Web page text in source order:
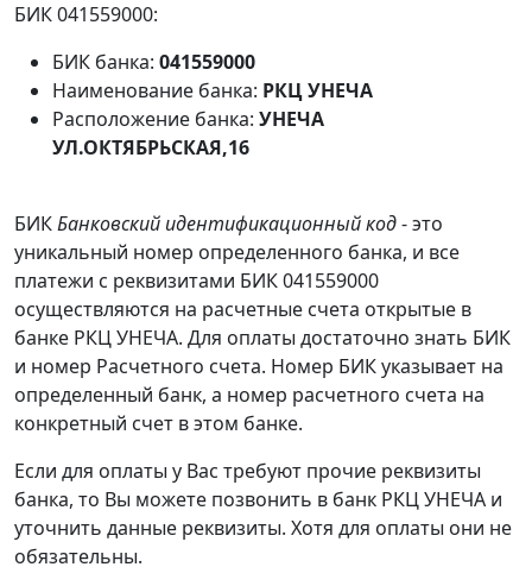
БИК 041559000:
БИК банка: 041559000
Наименование банка: РКЦ УНЕЧА
Расположение банка: УНЕЧА
УЛ.ОКТЯБРЬСКАЯ,16
БИКБанковский идентификационный код- это
уникальный номер определенного банка, и все
платежи с реквизитами БИК 041559000
осуществляются на расчетные счета открытые в
банке РКЦ УНЕЧА. Для оплаты достаточно знать БИК
и номер Расчетного счета. Номер БИК указывает на
определенный банк, а номер расчетного счета на
конкретный счет в этом банке.
Если для оплаты у Вас требуют прочие реквизиты
банка, то Вы можете позвонить в банк РКЦ УНЕЧА и
уточнить данные реквизиты. Хотя для оплаты они не
обязательны.